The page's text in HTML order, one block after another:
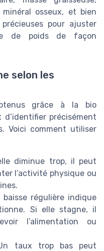
osseux, et bien
pour ajuster
de poids de façon
selon les
grâce à la bio
précisément
Voici comment utiliser
diminue trop, il peut
l’activité physique ou
baisse régulière indique
Si elle stagne, il
l’alimentation ou
taux trop bas peut